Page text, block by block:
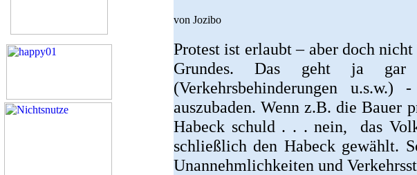
von Jozibo
Protest ist erlaubt – aber doch
Grundes. Das geht ja gar
(Verkehrsbehinderungen
auszubaden. Wenn z.B. die Bauer
Habeck schuld . . . nein, das
schließlich den Habeck gewählt.
Unannehmlichkeiten und